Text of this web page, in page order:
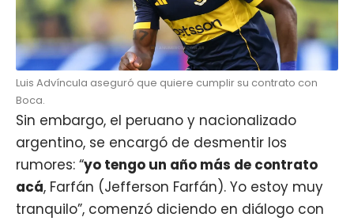
Luis Advíncula aseguró que quiere cumplir su contrato con
Boca.
Sin embargo, el peruano y nacionalizado
argentino, se encargó de desmentir los
rumores: “yo tengo un año más de contrato
acá, Farfán (Jefferson Farfán). Yo estoy muy
tranquilo”, comenzó diciendo en diálogo con